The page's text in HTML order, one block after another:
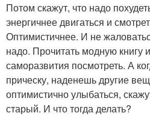
Потом скажут, что надо
энергичнее двигаться и
Оптимистичнее. И не
надо. Прочитать модную
саморазвития посмотреть. А
прическу, наденешь другие
оптимистично улыбаться,
старый. И что тогда делать?